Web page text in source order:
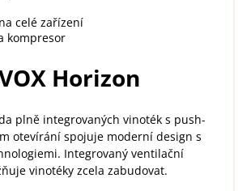
celé zařízení
kompresor
Horizon
plně integrovaných vinoték s push-
otevírání spojuje moderní design s
Integrovaný ventilační
vinotéky zcela zabudovat.